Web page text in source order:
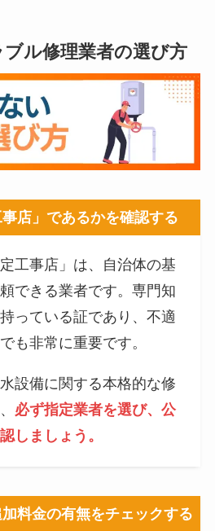
ル修理業者の選び方
事店」であるかを確認する
工事店」は、自治体の基
できる業者です。専門知
っている証であり、不適
も非常に重要です。
設備に関する本格的な修
必ず指定業者を選び、公
しましょう。
料金の有無をチェックする